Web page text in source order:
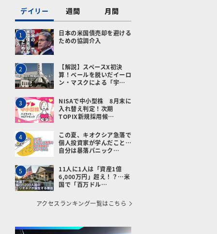
メールで送る
デイリー 週間 月間
1
日本の米国債売却を避ける
ための協調介入
2
【解説】スペースX初決
算！ベールを脱いだイーロ
ン・マスクによる「宇…
3
NISAで中小型株 8月末に
入れ替え判定！次期
TOPIX新規採用候…
4
この夏、キオクシア急落で
個人投資家が学んだこと…
自分は暴落パニック…
5
11人に1人は「資産1億
6,000万円」超え！？…米
国で「百万ドル…
アクセスランキング一覧はこちら